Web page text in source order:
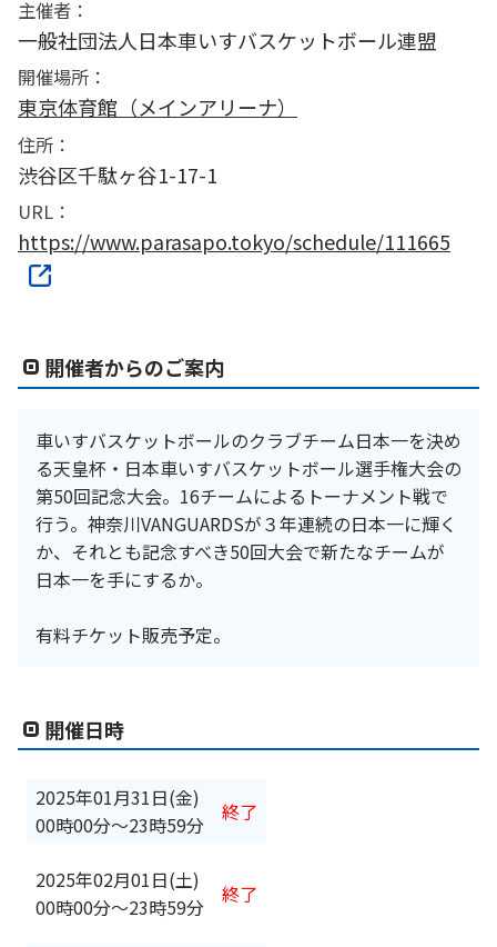
主催者：
一般社団法人日本車いすバスケットボール連盟
開催場所：
東京体育館（メインアリーナ）
住所：
渋谷区千駄ヶ谷1-17-1
URL：
https://www.parasapo.tokyo/schedule/111665
開催者からのご案内
車いすバスケットボールのクラブチーム日本一を決め
る天皇杯・日本車いすバスケットボール選手権大会の
第50回記念大会。16チームによるトーナメント戦で
行う。神奈川VANGUARDSが３年連続の日本一に輝く
か、それとも記念すべき50回大会で新たなチームが
日本一を手にするか。
有料チケット販売予定。
開催日時
2025年01月31日(金)
00時00分〜23時59分
終了
2025年02月01日(土)
00時00分〜23時59分
終了